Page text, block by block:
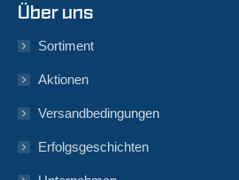
Über uns
Sortiment
Aktionen
Versandbedingungen
Erfolgsgeschichten